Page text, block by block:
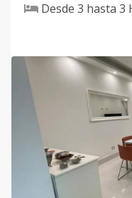
Desde 3 hasta 3